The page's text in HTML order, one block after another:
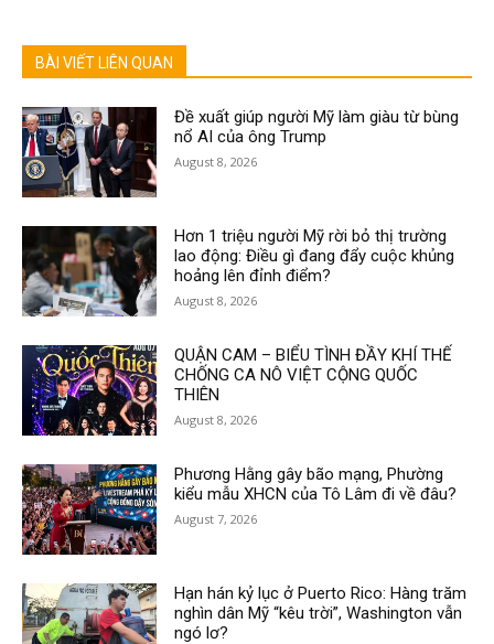
BÀI VIẾT LIÊN QUAN
Đề xuất giúp người Mỹ làm giàu từ bùng
nổ AI của ông Trump
August 8, 2026
Hơn 1 triệu người Mỹ rời bỏ thị trường
lao động: Điều gì đang đẩy cuộc khủng
hoảng lên đỉnh điểm?
August 8, 2026
QUẬN CAM – BIỂU TÌNH ĐẦY KHÍ THẾ
CHỐNG CA NÔ VIỆT CỘNG QUỐC
THIÊN
August 8, 2026
Phương Hằng gây bão mạng, Phường
kiểu mẫu XHCN của Tô Lâm đi về đâu?
August 7, 2026
Hạn hán kỷ lục ở Puerto Rico: Hàng trăm
nghìn dân Mỹ “kêu trời”, Washington vẫn
ngó lơ?